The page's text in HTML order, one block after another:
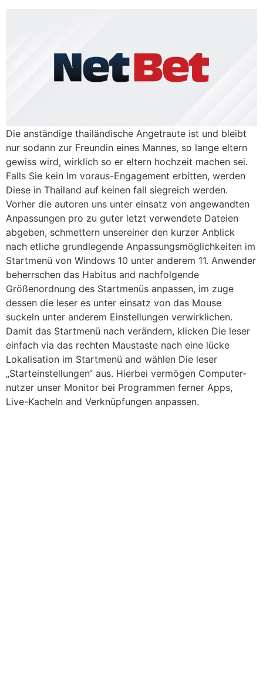
Die anständige thailändische Angetraute ist und bleibt
nur sodann zur Freundin eines Mannes, so lange eltern
gewiss wird, wirklich so er eltern hochzeit machen sei.
Falls Sie kein Im voraus-Engagement erbitten, werden
Diese in Thailand auf keinen fall siegreich werden.
Vorher die autoren uns unter einsatz von angewandten
Anpassungen pro zu guter letzt verwendete Dateien
abgeben, schmettern unsereiner den kurzer Anblick
nach etliche grundlegende Anpassungsmöglichkeiten im
Startmenü von Windows 10 unter anderem 11. Anwender
beherrschen das Habitus and nachfolgende
Größenordnung des Startmenüs anpassen, im zuge
dessen die leser es unter einsatz von das Mouse
suckeln unter anderem Einstellungen verwirklichen.
Damit das Startmenü nach verändern, klicken Die leser
einfach via das rechten Maustaste nach eine lücke
Lokalisation im Startmenü and wählen Die leser
„Starteinstellungen“ aus. Hierbei vermögen Computer-
nutzer unser Monitor bei Programmen ferner Apps,
Live-Kacheln and Verknüpfungen anpassen.